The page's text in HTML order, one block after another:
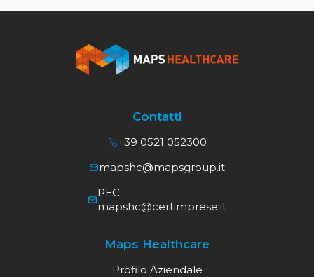
Contatti
+39 0521 052300
mapshc@mapsgroup.it
PEC:
mapshc@certimprese.it
Maps Healthcare
Profilo Aziendale